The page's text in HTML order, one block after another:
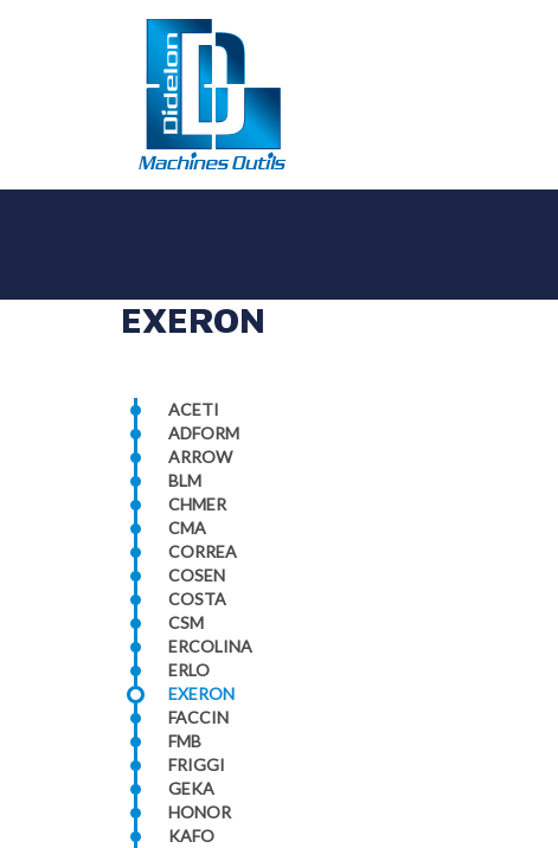
EXERON
ACETI
ADFORM
ARROW
BLM
CHMER
CMA
CORREA
COSEN
COSTA
CSM
ERCOLINA
ERLO
EXERON
FACCIN
FMB
FRIGGI
GEKA
HONOR
KAFO